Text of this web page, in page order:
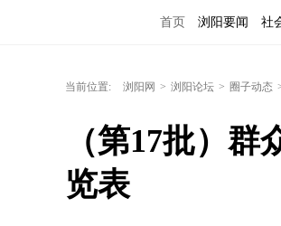
首页 浏阳要闻 社
当前位置: 浏阳网 > 浏阳论坛 > 圈子动态
（第17批）
览表